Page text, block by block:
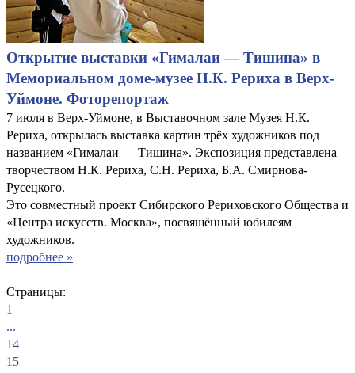
Открытие выставки «Гималаи — Тишина» в
Мемориальном доме-музее Н.К. Рериха в Верх-
Уймоне. Фоторепортаж
7 июля в Верх-Уймоне, в Выставочном зале Музея Н.К.
Рериха, открылась выставка картин трёх художников под
названием «Гималаи — Тишина». Экспозиция представлена
творчеством Н.К. Рериха, С.Н. Рериха, Б.А. Смирнова-
Русецкого.
Это совместный проект Сибирского Рериховского Общества и
«Центра искусств. Москва», посвящённый юбилеям
художников.
подробнее »
Страницы:
1
...
14
15